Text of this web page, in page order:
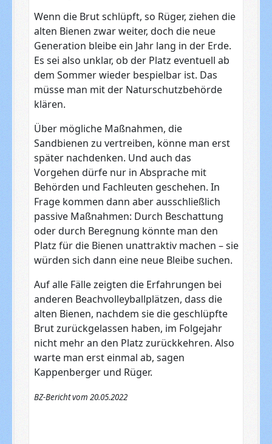
Wenn die Brut schlüpft, so Rüger, ziehen die
alten Bienen zwar weiter, doch die neue
Generation bleibe ein Jahr lang in der Erde.
Es sei also unklar, ob der Platz eventuell ab
dem Sommer wieder bespielbar ist. Das
müsse man mit der Naturschutzbehörde
klären.
Über mögliche Maßnahmen, die
Sandbienen zu vertreiben, könne man erst
später nachdenken. Und auch das
Vorgehen dürfe nur in Absprache mit
Behörden und Fachleuten geschehen. In
Frage kommen dann aber ausschließlich
passive Maßnahmen: Durch Beschattung
oder durch Beregnung könnte man den
Platz für die Bienen unattraktiv machen – sie
würden sich dann eine neue Bleibe suchen.
Auf alle Fälle zeigten die Erfahrungen bei
anderen Beachvolleyballplätzen, dass die
alten Bienen, nachdem sie die geschlüpfte
Brut zurückgelassen haben, im Folgejahr
nicht mehr an den Platz zurückkehren. Also
warte man erst einmal ab, sagen
Kappenberger und Rüger.
BZ-Bericht vom 20.05.2022